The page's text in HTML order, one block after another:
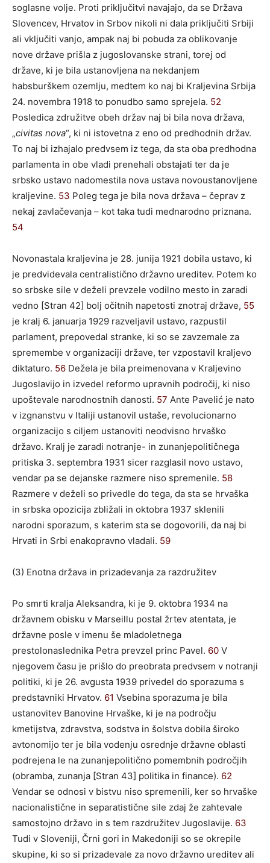
soglasne volje. Proti priključitvi navajajo, da se Država
Slovencev, Hrvatov in Srbov nikoli ni dala priključiti Srbiji
ali vključiti vanjo, ampak naj bi pobuda za oblikovanje
nove države prišla z jugoslovanske strani, torej od
države, ki je bila ustanovljena na nekdanjem
habsburškem ozemlju, medtem ko naj bi Kraljevina Srbija
24. novembra 1918 to ponudbo samo sprejela. 52
Posledica združitve obeh držav naj bi bila nova država,
„civitas nova“, ki ni istovetna z eno od predhodnih držav.
To naj bi izhajalo predvsem iz tega, da sta oba predhodna
parlamenta in obe vladi prenehali obstajati ter da je
srbsko ustavo nadomestila nova ustava novoustanovljene
kraljevine. 53 Poleg tega je bila nova država – čeprav z
nekaj zavlačevanja – kot taka tudi mednarodno priznana.
54
Novonastala kraljevina je 28. junija 1921 dobila ustavo, ki
je predvidevala centralistično državno ureditev. Potem ko
so srbske sile v deželi prevzele vodilno mesto in zaradi
vedno [Stran 42] bolj očitnih napetosti znotraj države, 55
je kralj 6. januarja 1929 razveljavil ustavo, razpustil
parlament, prepovedal stranke, ki so se zavzemale za
spremembe v organizaciji države, ter vzpostavil kraljevo
diktaturo. 56 Dežela je bila preimenovana v Kraljevino
Jugoslavijo in izvedel reformo upravnih področij, ki niso
upoštevale narodnostnih danosti. 57 Ante Pavelić je nato
v izgnanstvu v Italiji ustanovil ustaše, revolucionarno
organizacijo s ciljem ustanoviti neodvisno hrvaško
državo. Kralj je zaradi notranje- in zunanjepolitičnega
pritiska 3. septembra 1931 sicer razglasil novo ustavo,
vendar pa se dejanske razmere niso spremenile. 58
Razmere v deželi so privedle do tega, da sta se hrvaška
in srbska opozicija zbližali in oktobra 1937 sklenili
narodni sporazum, s katerim sta se dogovorili, da naj bi
Hrvati in Srbi enakopravno vladali. 59
(3) Enotna država in prizadevanja za razdružitev
Po smrti kralja Aleksandra, ki je 9. oktobra 1934 na
državnem obisku v Marseillu postal žrtev atentata, je
državne posle v imenu še mladoletnega
prestolonaslednika Petra prevzel princ Pavel. 60 V
njegovem času je prišlo do preobrata predvsem v notranji
politiki, ki je 26. avgusta 1939 privedel do sporazuma s
predstavniki Hrvatov. 61 Vsebina sporazuma je bila
ustanovitev Banovine Hrvaške, ki je na področju
kmetijstva, zdravstva, sodstva in šolstva dobila široko
avtonomijo ter je bila vodenju osrednje državne oblasti
podrejena le na zunanjepolitično pomembnih področjih
(obramba, zunanja [Stran 43] politika in finance). 62
Vendar se odnosi v bistvu niso spremenili, ker so hrvaške
nacionalistične in separatistične sile zdaj že zahtevale
samostojno državo in s tem razdružitev Jugoslavije. 63
Tudi v Sloveniji, Črni gori in Makedoniji so se okrepile
skupine, ki so si prizadevale za novo državno ureditev ali